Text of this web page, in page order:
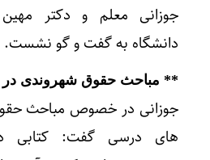
جوزانی معلم و دکتر
دانشگاه به گفت و گو نشست.
** مباحث حقوق شهروندی
جوزانی در خصوص مباحث
های درسی گفت: